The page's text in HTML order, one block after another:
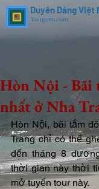
Duyên Dáng Việt
Yougovn.com
Hòn Nội - Bãi
nhất ở Nha
Hòn Nội, bãi tắm
Trang chỉ có thể
đến tháng 8
thời gian này thời
mở tuyến tour này.